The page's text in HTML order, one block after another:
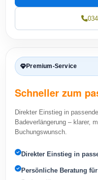
Premium-Service
Schneller zum
Direkter Einstieg in
Badeverlängerung – klarer,
Buchungswunsch.
Direkter Einstieg in
Persönliche Beratung